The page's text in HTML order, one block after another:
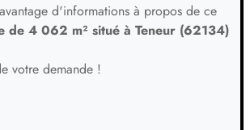
(62)
08 27
d'informations à propos de ce
de 4 062 m² situé à Teneur (62134)
votre demande !